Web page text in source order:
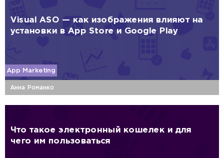
Visual ASO — как изображения влияют на
установки в App Store и Google Play
App Marketing
Анна Романко
Что такое электронный кошелек и для
чего им пользоваться